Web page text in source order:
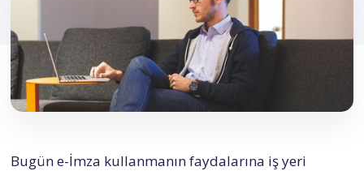
Bugün e-İmza kullanmanın faydalarına iş yeri